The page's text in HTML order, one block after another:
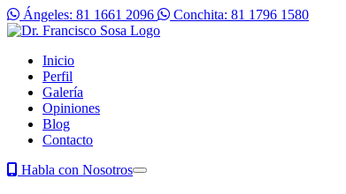
Ángeles: 81 1661 2096 Conchita: 81 1796 1580
Inicio
Perfil
Galería
Opiniones
Blog
Contacto
Habla con Nosotros